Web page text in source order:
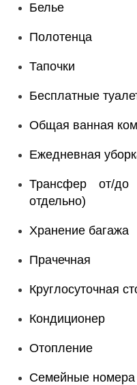
Белье
Полотенца
Тапочки
Бесплатные
Общая ванная
Ежедневная
Трансфер от/до
отдельно)
Хранение багажа
Прачечная
Круглосуточная
Кондиционер
Отопление
Семейные номера